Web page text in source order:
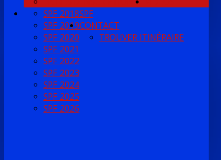
SPF
SPF 2018
SPF 2019
SPF 2020
SPF 2021
SPF 2022
SPF 2023
SPF 2024
SPF 2025
SPF 2026
CONTACT
TROUVER ITINÉRAIRE